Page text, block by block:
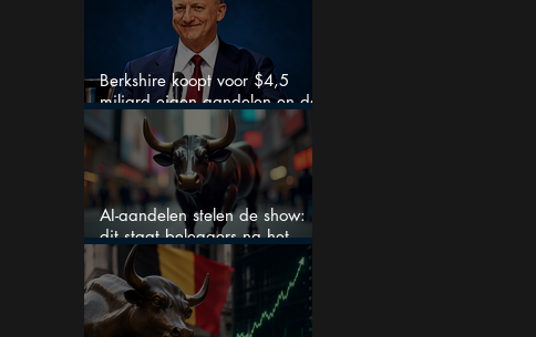
Berkshire koopt voor $4,5
miljard eigen aandelen en dat
zegt veel over de waardering
AI-aandelen stelen de show:
dit staat beleggers na het
weekend te wachten